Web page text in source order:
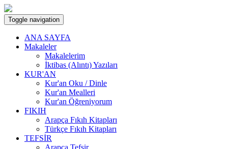
Toggle navigation
ANA SAYFA
Makaleler
Makalelerim
İktibas (Alıntı) Yazıları
KUR'AN
Kur'an Oku / Dinle
Kur'an Mealleri
Kur'an Öğreniyorum
FIKIH
Arapça Fıkıh Kitapları
Türkçe Fıkıh Kitapları
TEFSİR
Arapça Tefsir